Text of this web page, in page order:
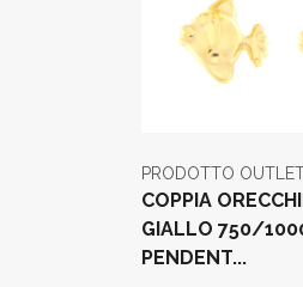
PRODOTTO
COPPIA
GIALLO 750/
PENDENT...